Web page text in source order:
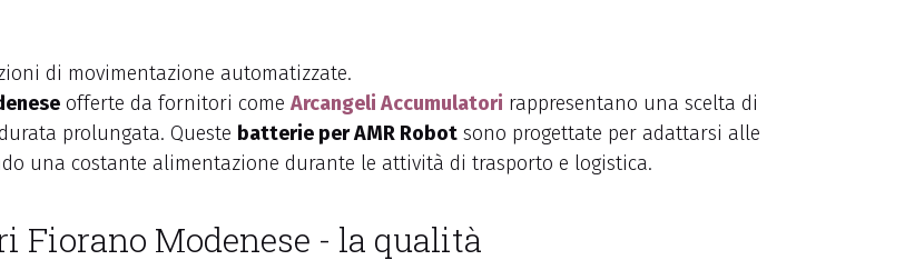
di movimentazione automatizzate.
offerte da fornitori come Arcangeli Accumulatori rappresentano una scelta di
prolungata. Queste batterie per AMR Robot sono progettate per adattarsi alle
una costante alimentazione durante le attività di trasporto e logistica.
Fiorano Modenese - la qualità